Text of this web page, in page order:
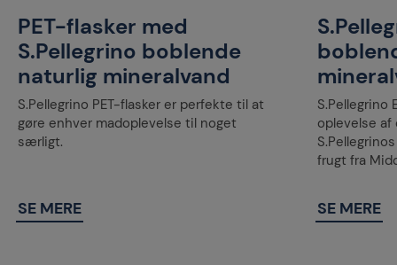
PET-flasker med
S.Pellegrino boblende
naturlig mineralvand
S.Pellegrino PET-flasker er perfekte til at
gøre enhver madoplevelse til noget
særligt.
SE MERE
S.Pellegrino
oplevelse
frugt fra
SE MERE